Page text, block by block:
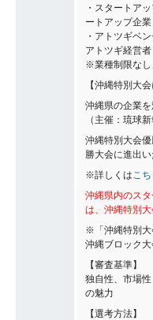
・スタートア
ートアップ企
・アトツギベ
アトツギ経営
※業種制限なし
【沖縄特別大会
沖縄県の企業
（主催：琉球
沖縄特別大会
勝大会に進出い
※詳しくは こち
沖縄県内のス
は、沖縄特別大
※「沖縄特別大
沖縄ブロック大
【審査基準】
独自性、市場
の魅力
【選考方法】